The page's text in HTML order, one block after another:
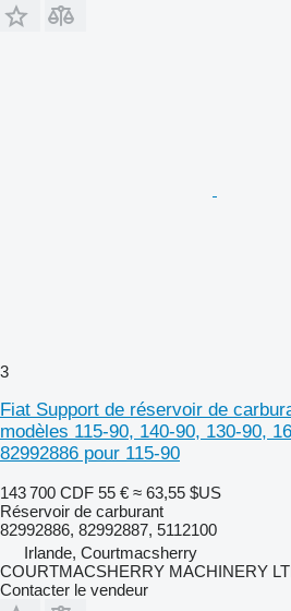
3
Fiat Support de réservoir de
modèles 115-90, 140-90, 130-90,
82992886 pour 115-90
143 700 CDF 55 € ≈ 63,55 $US
Réservoir de carburant
82992886, 82992887, 5112100
Irlande, Courtmacsherry
COURTMACSHERRY MACHINERY
Contacter le vendeur